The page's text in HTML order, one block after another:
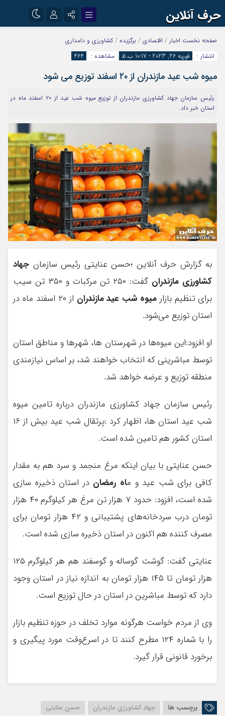
حرف آنلاین
اینستاگرام
تلگرام
آپارات
رمز عبور
صفحه نخست اخبار / اقتصادی / برگزیده / کشاورزی و دامداری
انتشار :
فوریه 26, 2023 - 10:17 ب.ظ مشاهده : 464
میوه شب عید مازندران از ۲۰ اسفند توزیع می شود
رئیس سازمان جهاد کشاورزی مازندران از توزیع میوه شب عید از ۲۰ اسفند ماه در
استان خبر داد.
به گزارش حرف آنلاین ؛حسن عنایتی رئیس سازمان جهاد
کشاورزی مازندران
گفت: ۲۵۰ تن مرکبات و ۳۵۰ تن سیب
برای تنظیم بازار میوه شب عید مازندران
از ۲۰ اسفند ماه در
استان توزیع می‌شود.
او افزود:این میوه‌ها در شهرستان ها، شهر‌ها و مناطق استان
توسط مباشرینی که انتخاب خواهند شد، بر اساس نیازمندی
منطقه توزیع و عرضه خواهد شد.
رئیس سازمان جهاد کشاورزی مازندران درباره تامین میوه
شب عید استان ها، اظهار کرد :پرتقال شب عید بیش از ۱۶
استان کشور هم تامین شده است.
حسن عنایتی با بیان اینکه مرغ منجمد و سرد هم به مقدار
کافی برای شب عید و ماه رمضان در استان ذخیره سازی
شده است، افزود: حدود ۷ هزار تن مرغ هر کیلوگرم ۴۰ هزار
تومان درب سردخانه‌های پشتیبانی و ۴۲ هزار تومان برای
مصرف کننده هم اکنون در استان ذخیره سازی شده است.
عنایتی گفت: گوشت گوساله و گوسفند هم هر کیلوگرم ۱۲۵
هزار تومان تا ۱۴۵ هزار تومان به اندازه نیاز در استان وجود
دارد که توسط مباشرین در استان در حال توزیع است.
وی از مردم خواست هرگونه موارد تخلف در حوزه تنظیم بازار
را با شماره ۱۲۴ مطرح کنند تا در اسرع‌وقت مورد پیگیری و
برخورد قانونی قرار گیرد.
برچسب ها جهاد کشاورزی مازندران
حسن عنایتی